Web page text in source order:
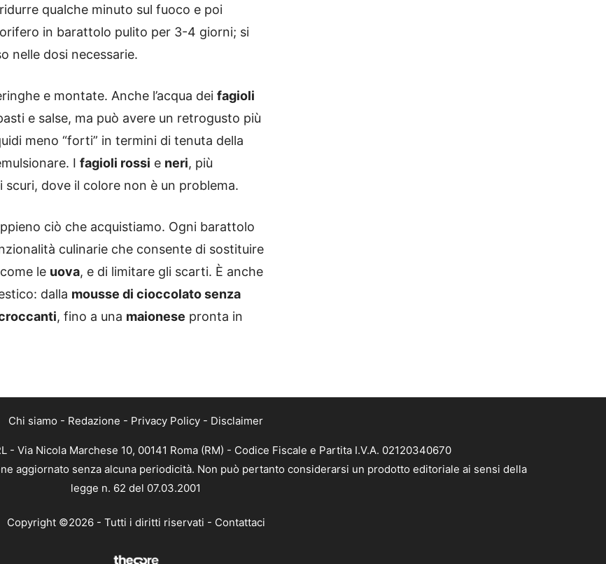
qualche minuto sul fuoco e poi
in barattolo pulito per 3-4 giorni; si
nelle dosi necessarie.
e montate. Anche l’acqua dei fagioli
e salse, ma può avere un retrogusto più
meno “forti” in termini di tenuta della
I fagioli rossi e neri, più
dove il colore non è un problema.
ciò che acquistiamo. Ogni barattolo
culinarie che consente di sostituire
le uova, e di limitare gli scarti. È anche
dalla mousse di cioccolato senza
, fino a una maionese pronta in
Chi siamo - Redazione - Privacy Policy - Disclaimer
- Via Nicola Marchese 10, 00141 Roma (RM) - Codice Fiscale e Partita I.V.A. 02120340670
aggiornato senza alcuna periodicità. Non può pertanto considerarsi un prodotto editoriale ai sensi della
legge n. 62 del 07.03.2001
Copyright ©2026 - Tutti i diritti riservati - Contattaci